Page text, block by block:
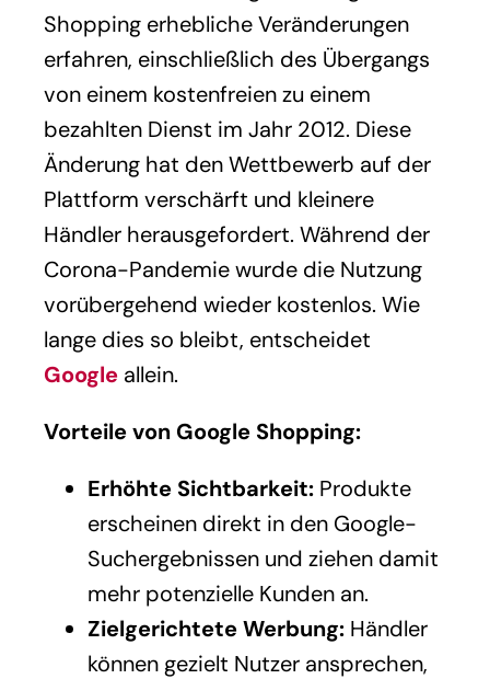
Shopping erhebliche Veränderungen
erfahren, einschließlich des Übergangs
von einem kostenfreien zu einem
bezahlten Dienst im Jahr 2012. Diese
Änderung hat den Wettbewerb auf der
Plattform verschärft und kleinere
Händler herausgefordert. Während der
Corona-Pandemie wurde die Nutzung
vorübergehend wieder kostenlos. Wie
lange dies so bleibt, entscheidet
Google allein.
Vorteile von Google Shopping:
Erhöhte Sichtbarkeit: Produkte
erscheinen direkt in den Google-
Suchergebnissen und ziehen damit
mehr potenzielle Kunden an.
Zielgerichtete Werbung: Händler
können gezielt Nutzer ansprechen,